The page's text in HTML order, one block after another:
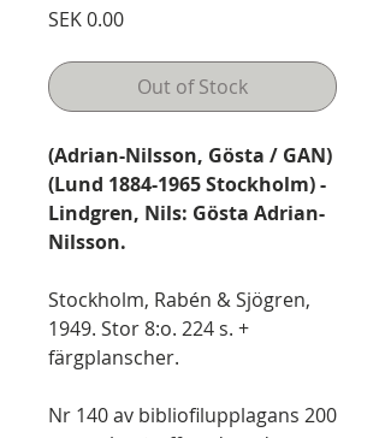
SEK 0.00Price
Out of Stock
(Adrian-Nilsson, Gösta / GAN)
(Lund 1884-1965 Stockholm) -
Lindgren, Nils: Gösta Adrian-
Nilsson.
Stockholm, Rabén & Sjögren,
1949. Stor 8:o. 224 s. +
färgplanscher.
Nr 140 av bibliofilupplagans 200